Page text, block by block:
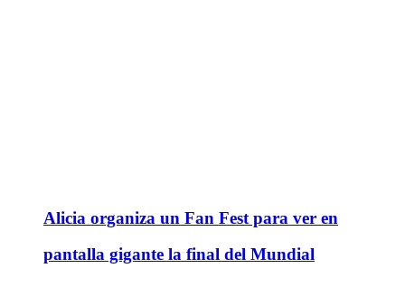
Alicia organiza un Fan Fest para ver en
pantalla gigante la final del Mundial